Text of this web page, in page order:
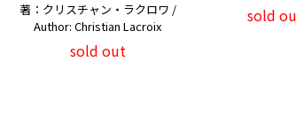
著：クリスチャン・ラクロワ /
Author: Christian Lacroix
sold out
sold